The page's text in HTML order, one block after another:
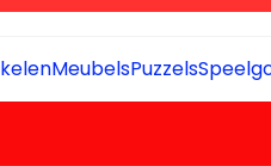
MeubelsPuzzels